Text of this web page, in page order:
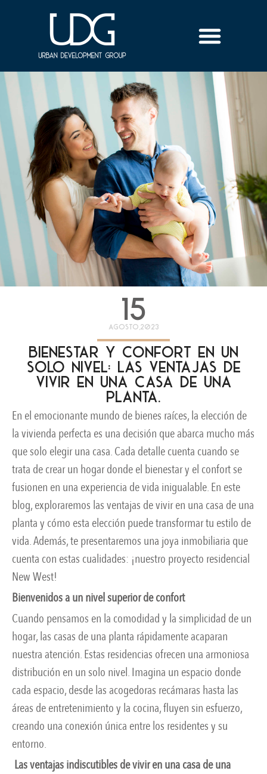
15
agosto,2023
Bienestar y confort en un
solo nivel: Las ventajas de
vivir en una casa de una
planta.
En el emocionante mundo de bienes raíces, la elección de
la vivienda perfecta es una decisión que abarca mucho más
que solo elegir una casa. Cada detalle cuenta cuando se
trata de crear un hogar donde el bienestar y el confort se
fusionen en una experiencia de vida inigualable. En este
blog, exploraremos las ventajas de vivir en una casa de una
planta y cómo esta elección puede transformar tu estilo de
vida. Además, te presentaremos una joya inmobiliaria que
cuenta con estas cualidades: ¡nuestro proyecto residencial
New West!
Bienvenidos a un nivel superior de confort
Cuando pensamos en la comodidad y la simplicidad de un
hogar, las casas de una planta rápidamente acaparan
nuestra atención. Estas residencias ofrecen una armoniosa
distribución en un solo nivel. Imagina un espacio donde
cada espacio, desde las acogedoras recámaras hasta las
áreas de entretenimiento y la cocina, fluyen sin esfuerzo,
creando una conexión única entre los residentes y su
entorno.
Las ventajas indiscutibles de vivir en una casa de una